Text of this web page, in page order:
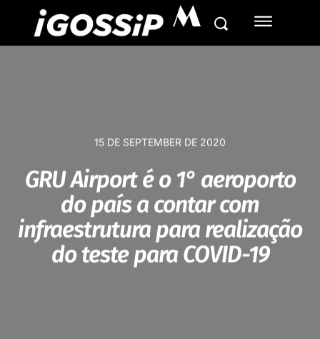
M
15 DE SEPTEMBER DE 2020
GRU Airport é o 1° aeroporto
do país a contar com
infraestrutura para realização
do teste para COVID-19